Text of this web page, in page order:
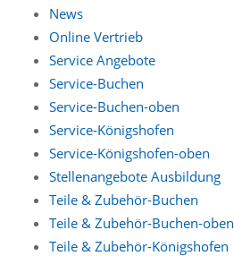
News
Online Vertrieb
Service Angebote
Service-Buchen
Service-Buchen-oben
Service-Königshofen
Service-Königshofen-oben
Stellenangebote Ausbildung
Teile & Zubehör-Buchen
Teile & Zubehör-Buchen-oben
Teile & Zubehör-Königshofen